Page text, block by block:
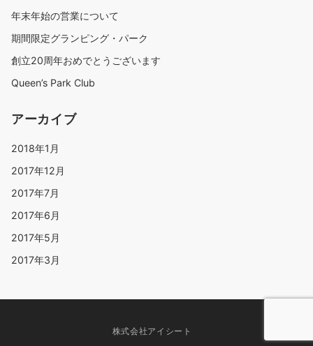
年末年始の営業について
期間限定グランピング・パーク
創立20周年おめでとうございます
Queen’s Park Club
アーカイブ
2018年1月
2017年12月
2017年7月
2017年6月
2017年5月
2017年3月
株式会社アイシート